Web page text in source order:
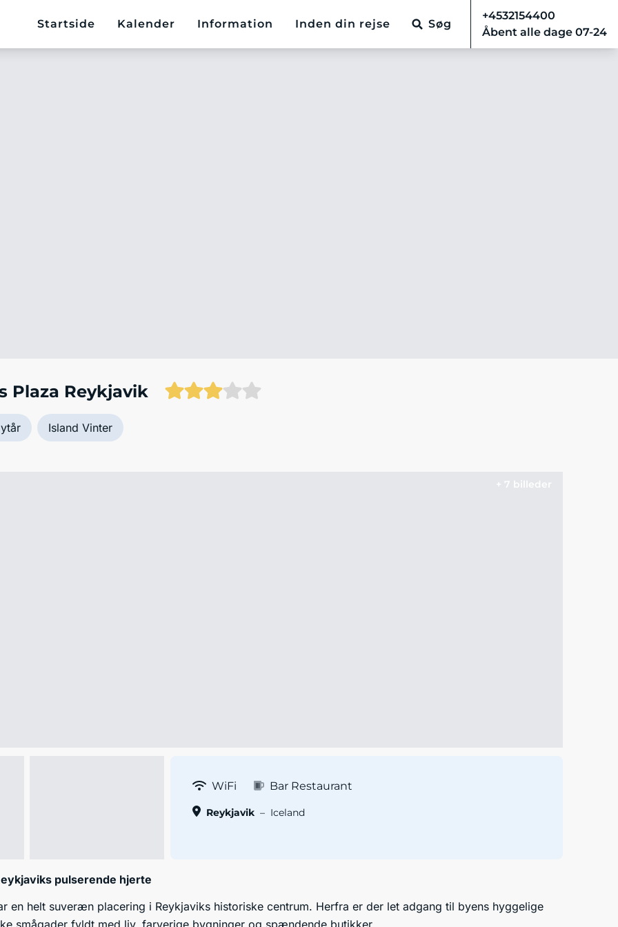
Startside Kalender Information Inden din rejse Søg
+4532154400
Åbent alle dage 07-24
Plaza Reykjavik
Island Vinter
+ 7 billeder
WiFi Bar Restaurant
Reykjavik – Iceland
pulserende hjerte
en helt suveræn placering i Reykjaviks historiske centrum. Herfra er der let adgang til byens hyggelige
smågader fyldt med liv, farverige bygninger og spændende butikker.